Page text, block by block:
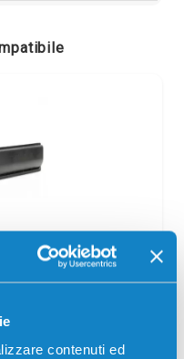
contenuti ed
6AJ00000088